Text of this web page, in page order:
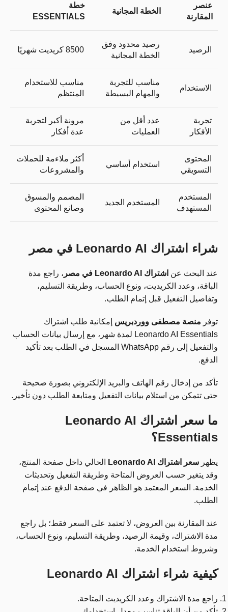
عنصر
المقارنة
الخطة المجانية
خطة
ESSENTIALS
الرصيد
رصيد محدود وفق
الخطة المجانية
8500 كريديت شهريًا
الاستخدام
مناسب للتجربة
والمهام البسيطة
مناسب للاستخدام
المنتظم
تجربة
الأفكار
عدد أقل من
العمليات
مرونة أكبر لتجربة
عدة أفكار
المحتوى
التسويقي
استخدام أساسي
أكثر ملاءمة للحملات
والمشروعات
المستخدم
المستهدف
المستخدم الجديد
المصمم والمسوق
وصانع المحتوى
شراء اشتراك Leonardo AI في مصر
عند البحث عن اشتراك Leonardo AI في مصر
، راجع مدة
الباقة، وعدد الكريديت، ونوع الحساب، وطريقة التسليم،
وتفاصيل التفعيل قبل إتمام الطلب.
توفر منصة مصطفى ووردبريس إمكانية طلب اشتراك
Leonardo AI Essentials لمدة شهر، مع إرسال بيانات الحساب
والتفعيل إلى رقم WhatsApp المسجل في الطلب بعد تأكيد
الدفع.
تأكد من إدخال رقم الهاتف والبريد الإلكتروني بصورة صحيحة
حتى تتمكن من استلام بيانات التفعيل ومتابعة الطلب دون تأخير.
ما سعر اشتراك Leonardo AI
Essentials؟
يظهر سعر اشتراك Leonardo AI
الحالي داخل صفحة المنتج،
وقد يتغير حسب العروض المتاحة وطريقة التفعيل وتحديثات
الخدمة. السعر المعتمد هو الظاهر في صفحة الدفع عند إتمام
الطلب.
عند المقارنة بين العروض، لا تعتمد على السعر فقط؛ بل راجع
مدة الاشتراك، وقيمة الرصيد، وطريقة التسليم، ونوع الحساب،
وشروط استخدام الخدمة.
كيفية شراء اشتراك Leonardo AI
راجع مدة الاشتراك وعدد الكريديت المتاحة.